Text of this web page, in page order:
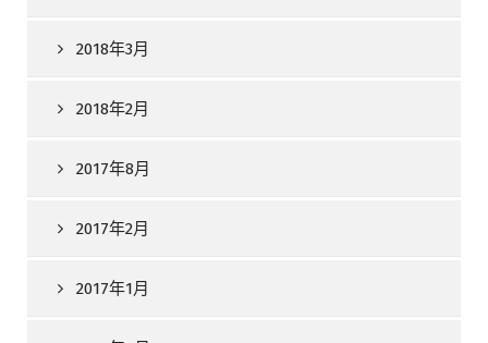
2018年3月
2018年2月
2017年8月
2017年2月
2017年1月